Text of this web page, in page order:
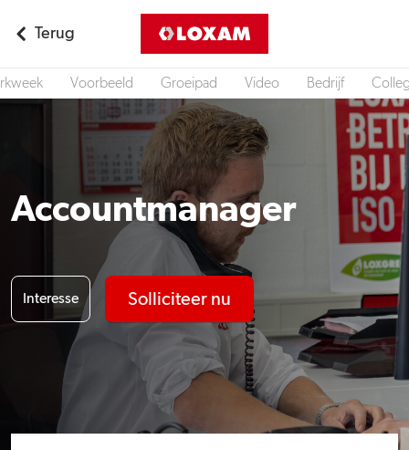
Terug
Voorbeeld Groeipad Video Bedrijf
Accountmanager
Interesse Solliciteer nu